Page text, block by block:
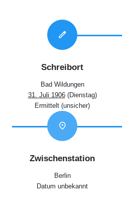
edit
Schreibort
Bad Wildungen
31. Juli 1906(Dienstag)
Ermittelt (unsicher)
location_on
Zwischenstation
Berlin
Datum unbekannt